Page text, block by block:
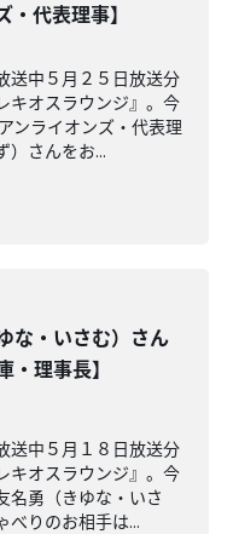
・代表理事】
中５月２５日放送分
キオスラウンジ』。今
ンライオンズ・代表理
）さんをお...
な・いさむ）さん
・理事長】
中５月１８日放送分
キオスラウンジ』。今
名勇（きゆな・いさ
べりのお相手は...